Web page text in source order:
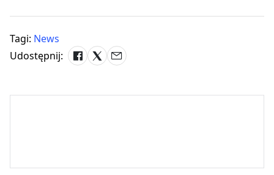
Tagi: News
Udostępnij: